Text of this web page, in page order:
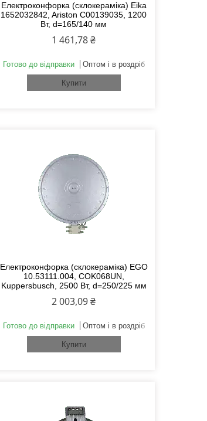
Електроконфорка (склокераміка) Eika
1652032842, Ariston C00139035, 1200
Вт, d=165/140 мм
1 461,78 ₴
Готово до відправки Оптом і в роздріб
Купити
Електроконфорка (склокераміка) EGO
10.53111.004, COK068UN,
Kuppersbusch, 2500 Вт, d=250/225 мм
2 003,09 ₴
Готово до відправки Оптом і в роздріб
Купити